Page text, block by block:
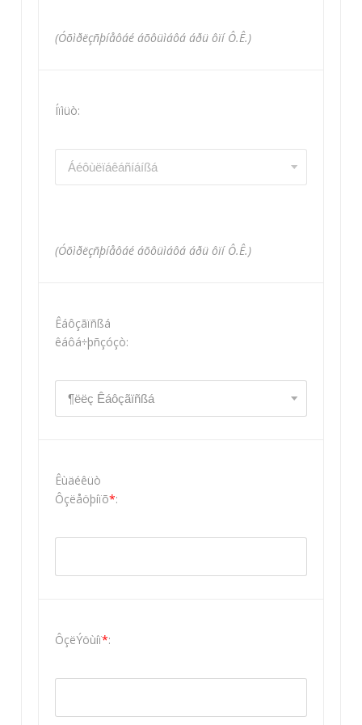
(Óõìðëçñþíåôáé áõôüìáôá áðü ôïí Ô.Ê.)
Íïìüò:
(Óõìðëçñþíåôáé áõôüìáôá áðü ôïí Ô.Ê.)
Êáôçãïñßá
êáôá÷þñçóçò:
Êùäéêüò
Ôçëåöþíïõ*:
ÔçëÝöùíï*: